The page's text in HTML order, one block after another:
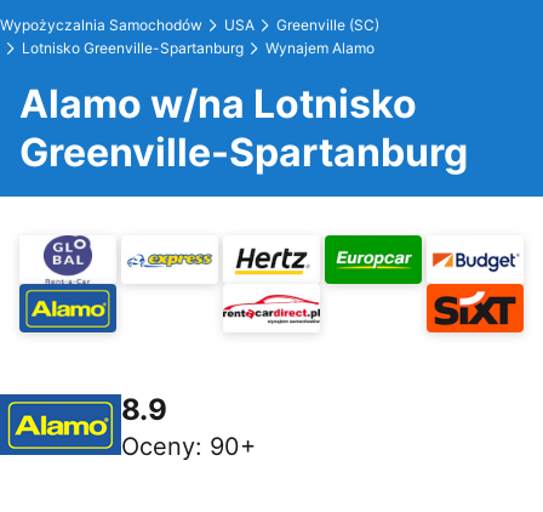
Wypożyczalnia Samochodów USA
Greenville (SC)
Lotnisko Greenville-Spartanburg
Wynajem Alamo
Alamo w/na Lotnisko
Greenville-Spartanburg
8.9
Oceny: 90+